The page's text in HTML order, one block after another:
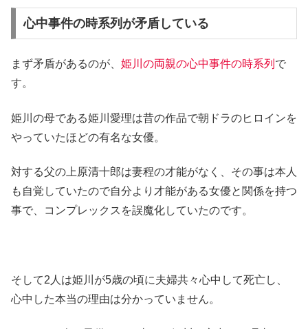
心中事件の時系列が矛盾している
まず矛盾があるのが、 姫川の両親の心中事件の時系列 で
す。
姫川の母である姫川愛理は昔の作品で朝ドラのヒロインを
やっていたほどの有名な女優。
対する父の上原清十郎は妻程の才能がなく、その事は本人
も自覚していたので自分より才能がある女優と関係を持つ
事で、コンプレックスを誤魔化していたのです。
そして2人は姫川が5歳の頃に夫婦共々心中して死亡し、
心中した本当の理由は分かっていません。